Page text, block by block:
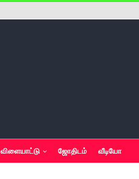
விளையாட்டு ஜோதிடம் வீடியோ